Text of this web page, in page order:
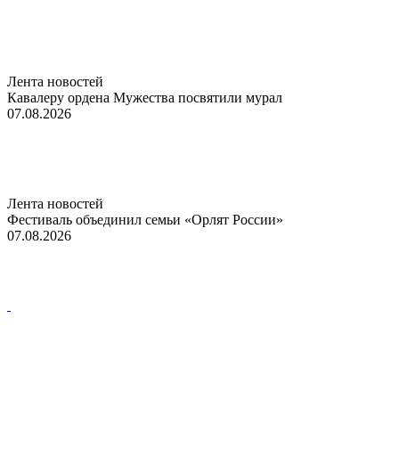
Лента новостей
Кавалеру ордена Мужества посвятили мурал
07.08.2026
Лента новостей
Фестиваль объединил семьи «Орлят России»
07.08.2026